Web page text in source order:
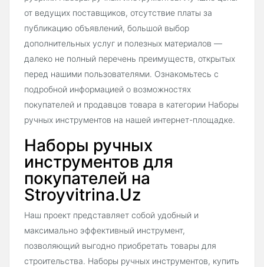
от ведущих поставщиков, отсутствие платы за
публикацию объявлений, большой выбор
дополнительных услуг и полезных материалов —
далеко не полный перечень преимуществ, открытых
перед нашими пользователями. Ознакомьтесь с
подробной информацией о возможностях
покупателей и продавцов товара в категории Наборы
ручных инструментов на нашей интернет-площадке.
Наборы ручных
инструментов для
покупателей на
Stroyvitrina.Uz
Наш проект представляет собой удобный и
максимально эффективный инструмент,
позволяющий выгодно приобретать товары для
строительства. Наборы ручных инструментов, купить